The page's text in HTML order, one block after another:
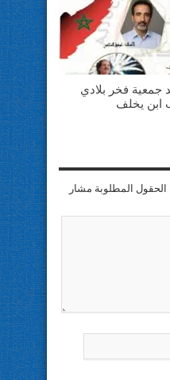
جمعية فخر بلادي
ابن يخلف
الحقول المطلوبة مشار